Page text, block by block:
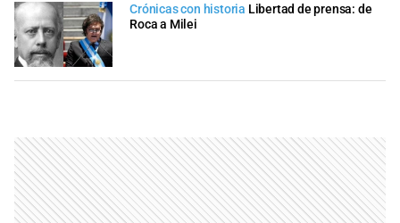
Crónicas con historia Libertad de prensa: de
Roca a Milei